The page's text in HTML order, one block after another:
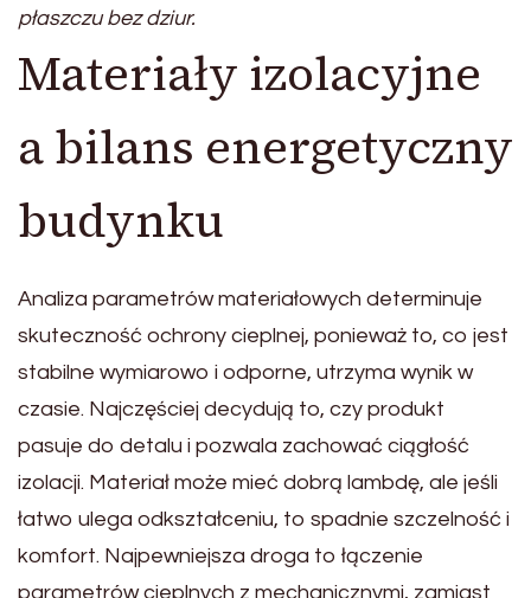
płaszczu bez dziur.
Materiały izolacyjne
a bilans energetyczny
budynku
Analiza parametrów materiałowych determinuje
skuteczność ochrony cieplnej, ponieważ to, co jest
stabilne wymiarowo i odporne, utrzyma wynik w
czasie. Najczęściej decydują to, czy produkt
pasuje do detalu i pozwala zachować ciągłość
izolacji. Materiał może mieć dobrą lambdę, ale jeśli
łatwo ulega odkształceniu, to spadnie szczelność i
komfort. Najpewniejsza droga to łączenie
parametrów cieplnych z mechanicznymi, zamiast